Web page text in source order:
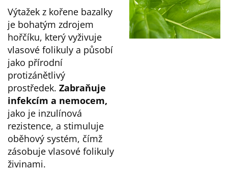
Výtažek z kořene bazalky
je bohatým zdrojem
hořčíku, který vyživuje
vlasové folikuly a působí
jako přírodní
protizánětlivý
prostředek. Zabraňuje
infekcím a nemocem,
jako je inzulínová
rezistence, a stimuluje
oběhový systém, čímž
zásobuje vlasové folikuly
živinami.